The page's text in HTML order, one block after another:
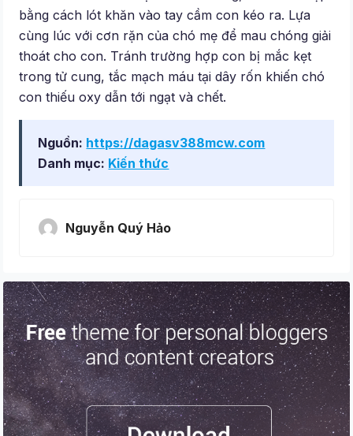
bằng cách lót khăn vào tay cầm con kéo ra. Lựa
cùng lúc với cơn rặn của chó mẹ để mau chóng giải
thoát cho con. Tránh trường hợp con bị mắc kẹt
trong tử cung, tắc mạch máu tại dây rốn khiến chó
con thiếu oxy dẫn tới ngạt và chết.
Nguồn: https://dagasv388mcw.com
Danh mục: Kiến thức
Nguyễn Quý Hảo